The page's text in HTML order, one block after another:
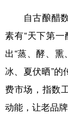
广东
四川
陕西
新疆
自古酿醋数
素有“天下第
出“蒸、酵、
冰、夏伏晒”
费市场，指数
动能，让老品